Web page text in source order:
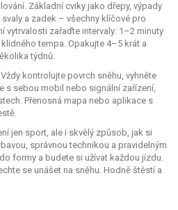
Základní cviky jako dřepy, výpady
a zadek – všechny klíčové pro
vytrvalosti zařaďte intervaly: 1–2 minuty
tempa. Opakujte 4–5 krát a
týdnů.
kontrolujte povrch sněhu, vyhněte
s sebou mobil nebo signální zařízení,
Přenosná mapa nebo aplikace s
jen sport, ale i skvělý způsob, jak si
správnou technikou a pravidelným
formy a budete si užívat každou jízdu.
se unášet na sněhu. Hodně štěstí a